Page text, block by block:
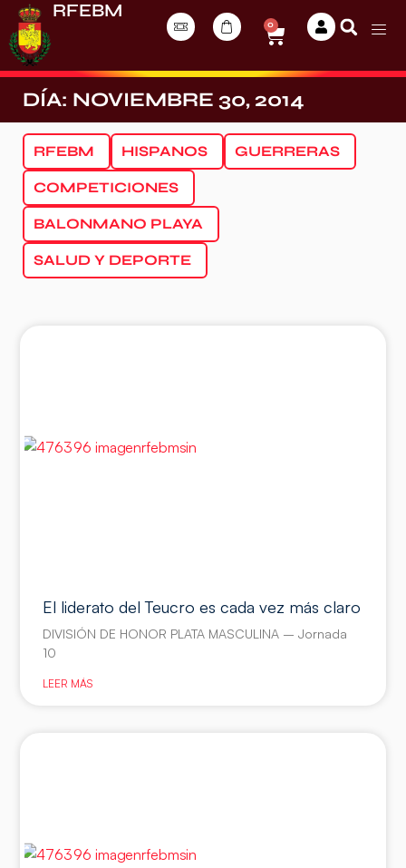
RFEBM
0
DÍA: NOVIEMBRE 30, 2014
RFEBM HISPANOS GUERRERAS
COMPETICIONES
BALONMANO PLAYA
SALUD Y DEPORTE
El liderato del Teucro es cada vez más claro
DIVISIÓN DE HONOR PLATA MASCULINA – Jornada
10
LEER MÁS